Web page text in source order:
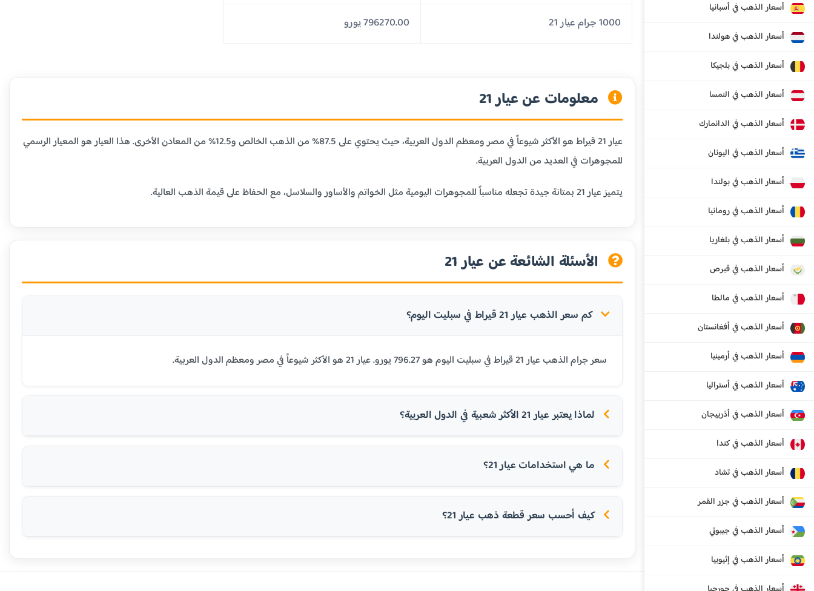
أسعار الذهب في أسبانيا
أسعار الذهب في هولندا
أسعار الذهب في بلجيكا
أسعار الذهب في النمسا
أسعار الذهب في الدانمارك
أسعار الذهب في اليونان
أسعار الذهب في بولندا
أسعار الذهب في رومانيا
أسعار الذهب في بلغاريا
أسعار الذهب في قبرص
أسعار الذهب في مالطا
أسعار الذهب في أفغانستان
أسعار الذهب في أرمينيا
أسعار الذهب في أستراليا
أسعار الذهب في أذربيجان
أسعار الذهب في كندا
أسعار الذهب في تشاد
أسعار الذهب في جزر القمر
أسعار الذهب في جيبوتي
أسعار الذهب في إثيوبيا
1000 جرام عيار 21 796270.00 يورو
معلومات عن عيار 21
عيار 21 قيراط هو الأكثر شيوعاً في مصر ومعظم الدول العربية، حيث يحتوي على 87.5% من الذهب الخالص و12.5% من المعادن الأخرى. هذا العيار هو المعيار الرسمي
للمجوهرات في العديد من الدول العربية.
يتميز عيار 21 بمتانة جيدة تجعله مناسباً للمجوهرات اليومية مثل الخواتم والأساور والسلاسل، مع الحفاظ على قيمة الذهب العالية.
الأسئلة الشائعة عن عيار 21
كم سعر الذهب عيار 21 قيراط في سبليت اليوم؟
سعر جرام الذهب عيار 21 قيراط في سبليت اليوم هو 796.27 يورو. عيار 21 هو الأكثر شيوعاً في مصر ومعظم الدول العربية.
لماذا يعتبر عيار 21 الأكثر شعبية في الدول العربية؟
ما هي استخدامات عيار 21؟
كيف أحسب سعر قطعة ذهب عيار 21؟